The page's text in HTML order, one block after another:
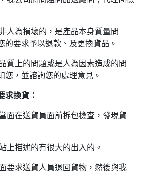
為損壞的，是產品本身質量問
的要求予以退款、及更換貨品。
上的問題或是人為因素造成的問
您，並諮詢您的處理意見。
求換貨：
在送貨員面前拆包檢查，發現貨
描述的有很大的出入的。
求送貨人員退回貨物，然後與我